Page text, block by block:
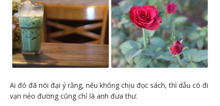
Ai đó đã nói đại ý rằng, nếu không chịu đọc sách, thì dẫu có đi
vạn nẻo đường cũng chỉ là anh đưa thư.